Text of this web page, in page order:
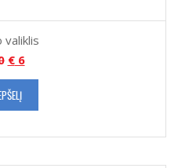
valiklis
€6